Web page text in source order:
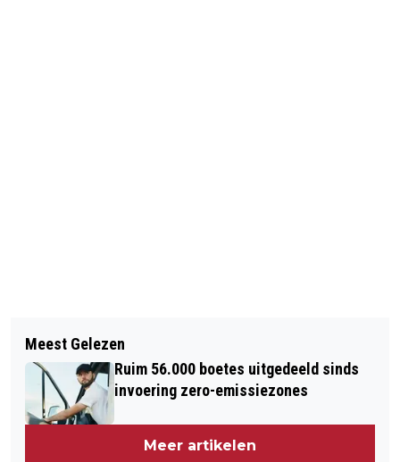
DESTINATION HOLLAND CAMPAGNE
NIEUW STATIONSPLEIN CASTRICUM
Meest Gelezen
Ruim 56.000 boetes uitgedeeld sinds
invoering zero-emissiezones
Meer artikelen